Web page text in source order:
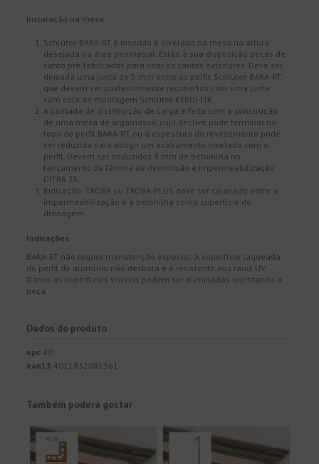
Instalação na mesa
Schlüter-BARA-RT é inserido e nivelado na mesa na altura
desejada na área perimetral. Estão à sua disposição peças de
canto pré-fabricadas para criar os cantos exteriores. Deve ser
deixada uma junta de 5 mm entre os perfis Schlüter-BARA-RT,
que devem ser posteriormente recobertos com uma junta
com cola de montagem Schlüter-KERDI-FIX.
A camada de distribuição de carga é feita com a construção
de uma mesa de argamassa, cujo declive pode terminar no
topo do perfil BARA-RT, ou a espessura do revestimento pode
ser reduzida para atingir um acabamento nivelado com o
perfil. Devem ser deduzidos 3 mm de betonilha no
lançamento da lâmina de demolição e impermeabilização
DITRA 25.
Indicação: TROBA ou TROBA-PLUS deve ser colocado entre a
impermeabilização e a betonilha como superfície de
drenagem.
Indicações
BARA-RT não requer manutenção especial. A superfície laqueada
do perfil de alumínio não desbota e é resistente aos raios UV.
Danos às superfícies visíveis podem ser eliminados repintando a
peça.
Dados do produto
upc 40
ean13 4011832081361
Também poderá gostar